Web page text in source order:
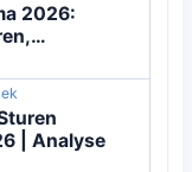
2026:
| Analyse